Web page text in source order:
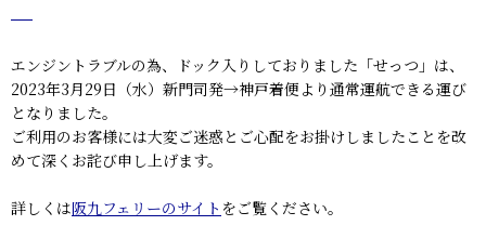
エンジントラブルの為、ドック入りしておりました「せっつ」は、
2023年3月29日（水）新門司発→神戸着便より通常運航できる運び
となりました。
ご利用のお客様には大変ご迷惑とご心配をお掛けしましたことを改
めて深くお詫び申し上げます。
詳しくは阪九フェリーのサイト をご覧ください。